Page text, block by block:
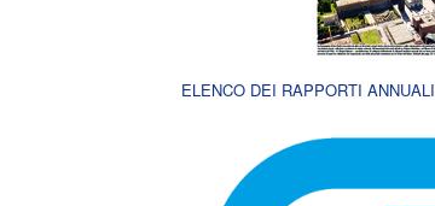
ELENCO DEI RAPPORTI ANNUALI